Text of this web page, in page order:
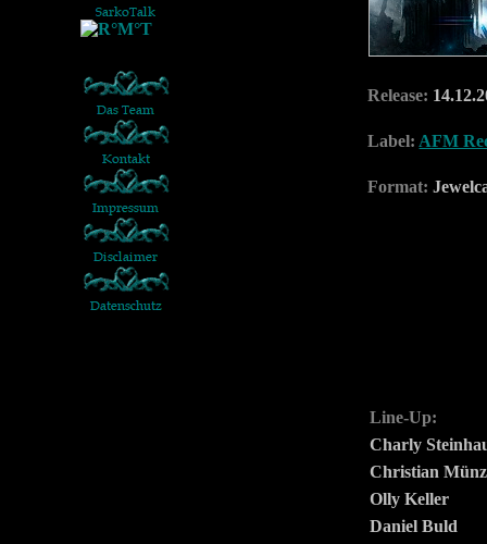
Release:
Label: AFM
Format:
Line-Up:
Charly
Christian
Olly Keller
Daniel Buld